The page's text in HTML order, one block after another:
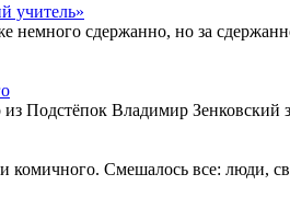
учитель»
немного сдержанно, но за
Подстёпок Владимир
комичного. Смешалось все: люди,